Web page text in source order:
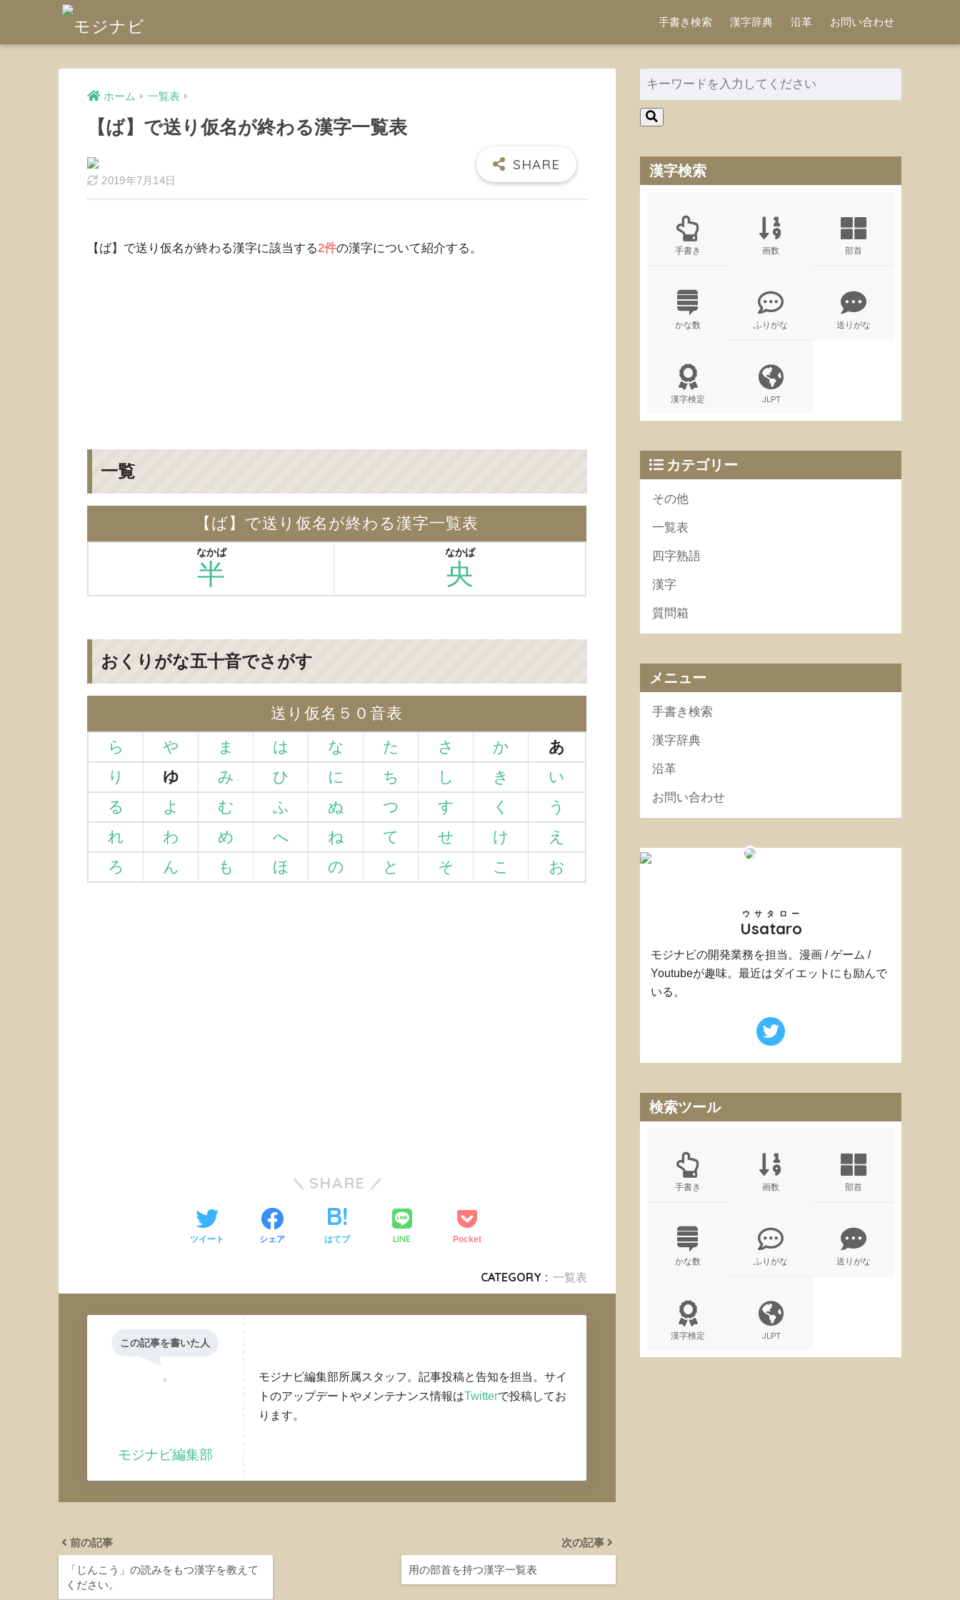
手書き検索 漢字辞典 沿革 お問い合わせ
ホーム 一覧表
【ば】で送り仮名が終わる漢字一覧表
2019年7月14日
【ば】で送り仮名が終わる漢字に該当する2件の漢字について紹介する。
一覧
【ば】で送り仮名が終わる漢字一覧表
半
なかば
央
なかば
おくりがな五十音でさがす
送り仮名５０音表
ら
や ま は な た さ か
あ
り
ゆ み ひ に ち し き
い
る
よ む ふ ぬ つ す く
う
れ
わ め へ ね て せ け
え
ろ
ん も ほ の と そ こ お
SHARE
ツイート シェア はてブ LINE Pocket
CATEGORY : 一覧表
この記事を書いた人
モジナビ編集部
モジナビ編集部所属スタッフ。記事投稿と告知を担当。サイ
トのアップデートやメンテナンス情報はTwitterで投稿してお
ります。
前の記事
「じんこう」の読みをもつ漢字を教えて
ください。
次の記事
用の部首を持つ漢字一覧表
漢字検索
手書き 画数 部首
かな数 ふりがな 送りがな
漢字検定 JLPT
カテゴリー
その他
一覧表
四字熟語
漢字
質問箱
メニュー
手書き検索
漢字辞典
沿革
お問い合わせ
Usataro
ウサタロー
モジナビの開発業務を担当。漫画 / ゲーム /
Youtubeが趣味。最近はダイエットにも励んで
いる。
検索ツール
手書き 画数 部首
かな数 ふりがな 送りがな
漢字検定 JLPT